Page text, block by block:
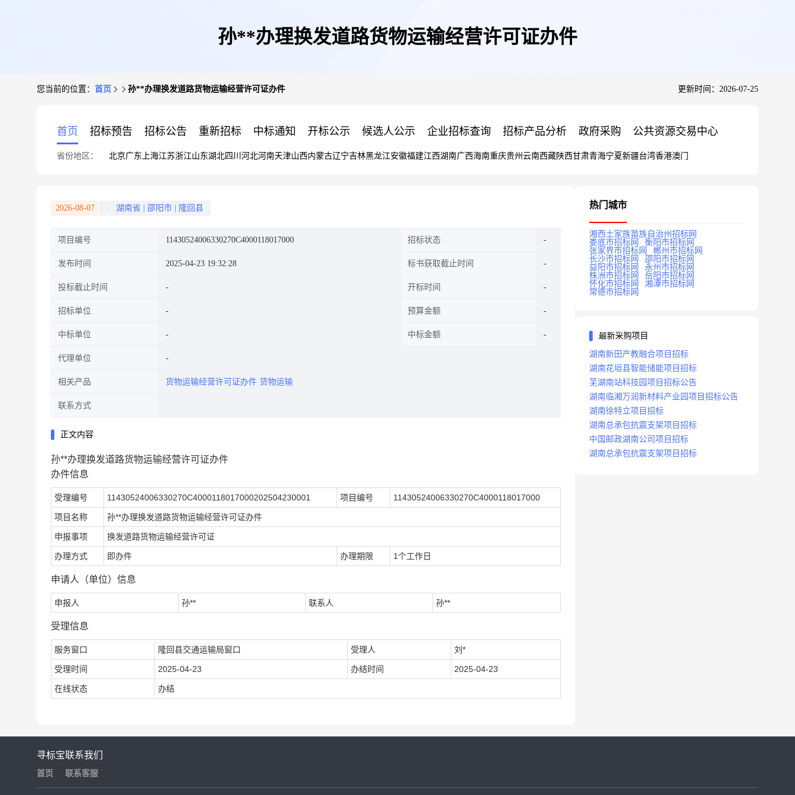
孙**办理换发道路货物运输经营许可证办件
您当前的位置： 首页 孙**办理换发道路货物运输经营许可证办件 更新时间：2026-07-25
首页 招标预告 招标公告 重新招标 中标通知 开标公示 候选人公示 企业招标查询 招标产品分析 政府采购 公共资源交易中心
省份地区： 北京广东 上海江苏浙江山东湖北四川 河北河南天津山西内蒙古辽宁吉林黑龙江安徽福建江西湖南广西海南重庆贵州 云南西藏陕西甘肃青海宁夏新疆台湾香港澳门
2026-08-07 湖南省 邵阳市 隆回县
项目编号 11430524006330270C4000118017000 招标状态
发布时间 2025-04-23 19:32:28 标书获取截止时间
投标截止时间 开标时间
招标单位 预算金额
中标单位 中标金额
代理单位
相关产品 货物运输经营许可证办件 货物运输
联系方式
正文内容
孙**办理换发道路货物运输经营许可证办件
办件信息
受理编号 11430524006330270C4000118017000202504230001 项目编号 11430524006330270C4000118017000
项目名称 孙**办理换发道路货物运输经营许可证办件
申报事项 换发道路货物运输经营许可证
办理方式 即办件 办理期限 1个工作日
申请人（单位）信息
申报人 孙** 联系人 孙**
受理信息
服务窗口 隆回县交通运输局窗口 受理人 刘*
受理时间 2025-04-23 办结时间 2025-04-23
在线状态 办结
热门城市
湘西土家族苗族自治州招标网
娄底市招标网
衡阳市招标网
张家界市招标网
郴州市招标网
长沙市招标网
邵阳市招标网
益阳市招标网
永州市招标网
株洲市招标网
岳阳市招标网
怀化市招标网
湘潭市招标网
常德市招标网
最新采购项目
湖南新田产教融合项目招标
湖南花垣县智能储能项目招标
芜湖南站科技园项目招标公告
湖南临湘万润新材料产业园项目招标公告
湖南徐特立项目招标
湖南总承包抗震支架项目招标
中国邮政湖南公司项目招标
湖南总承包抗震支架项目招标
寻标宝
首页
联系我们
联系客服